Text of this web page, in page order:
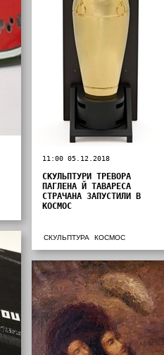
11:00 05.12.2018
СКУЛЬПТУРИ ТРЕВОРА
ПАГЛЕНА Й ТАВАРЕСА
СТРАЧАНА ЗАПУСТИЛИ В
КОСМОС
СКУЛЬПТУРА КОСМОС